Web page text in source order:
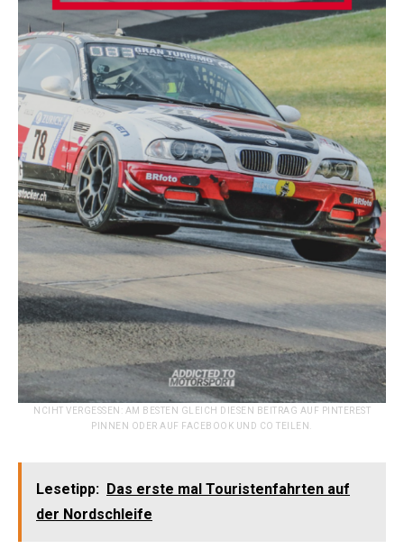
NCIHT VERGESSEN: AM BESTEN GLEICH DIESEN BEITRAG AUF PINTEREST
PINNEN ODER AUF FACEBOOK UND CO TEILEN.
Lesetipp: Das erste mal Touristenfahrten auf
der Nordschleife